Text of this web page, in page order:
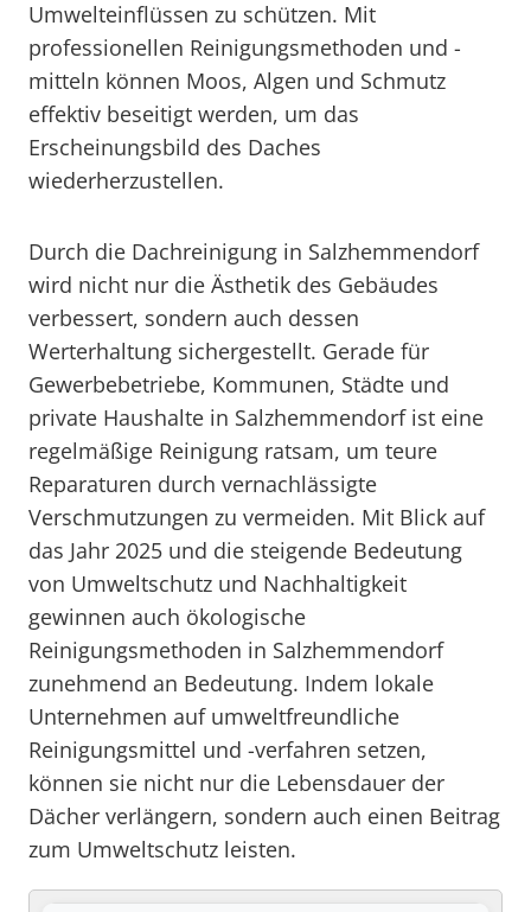
Umwelteinflüssen zu schützen. Mit
professionellen Reinigungsmethoden und -
mitteln können Moos, Algen und Schmutz
effektiv beseitigt werden, um das
Erscheinungsbild des Daches
wiederherzustellen.
Durch die Dachreinigung in Salzhemmendorf
wird nicht nur die Ästhetik des Gebäudes
verbessert, sondern auch dessen
Werterhaltung sichergestellt. Gerade für
Gewerbebetriebe, Kommunen, Städte und
private Haushalte in Salzhemmendorf ist eine
regelmäßige Reinigung ratsam, um teure
Reparaturen durch vernachlässigte
Verschmutzungen zu vermeiden. Mit Blick auf
das Jahr 2025 und die steigende Bedeutung
von Umweltschutz und Nachhaltigkeit
gewinnen auch ökologische
Reinigungsmethoden in Salzhemmendorf
zunehmend an Bedeutung. Indem lokale
Unternehmen auf umweltfreundliche
Reinigungsmittel und -verfahren setzen,
können sie nicht nur die Lebensdauer der
Dächer verlängern, sondern auch einen Beitrag
zum Umweltschutz leisten.